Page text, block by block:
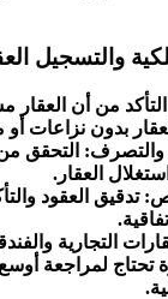
من أن
بدون نزاعات
والتصرف: التحقق
العقار.
العقود
التجارية
تحتاج لمراجعة